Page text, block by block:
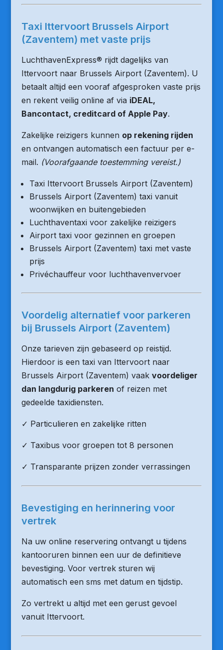
Taxi Ittervoort Brussels Airport
(Zaventem) met vaste prijs
LuchthavenExpress® rijdt dagelijks van
Ittervoort naar Brussels Airport (Zaventem). U
betaalt altijd een vooraf afgesproken vaste prijs
en rekent veilig online af via iDEAL,
Bancontact, creditcard of Apple Pay.
Zakelijke reizigers kunnen op rekening rijden
en ontvangen automatisch een factuur per e-
mail. (Voorafgaande toestemming vereist.)
Taxi Ittervoort Brussels Airport (Zaventem)
Brussels Airport (Zaventem) taxi vanuit
woonwijken en buitengebieden
Luchthaventaxi voor zakelijke reizigers
Airport taxi voor gezinnen en groepen
Brussels Airport (Zaventem) taxi met vaste
prijs
Privéchauffeur voor luchthavenvervoer
Voordelig alternatief voor parkeren
bij Brussels Airport (Zaventem)
Onze tarieven zijn gebaseerd op reistijd.
Hierdoor is een taxi van Ittervoort naar
Brussels Airport (Zaventem) vaak voordeliger
dan langdurig parkeren of reizen met
gedeelde taxidiensten.
✓ Particulieren en zakelijke ritten
✓ Taxibus voor groepen tot 8 personen
✓ Transparante prijzen zonder verrassingen
Bevestiging en herinnering voor
vertrek
Na uw online reservering ontvangt u tijdens
kantooruren binnen een uur de definitieve
bevestiging. Voor vertrek sturen wij
automatisch een sms met datum en tijdstip.
Zo vertrekt u altijd met een gerust gevoel
vanuit Ittervoort.